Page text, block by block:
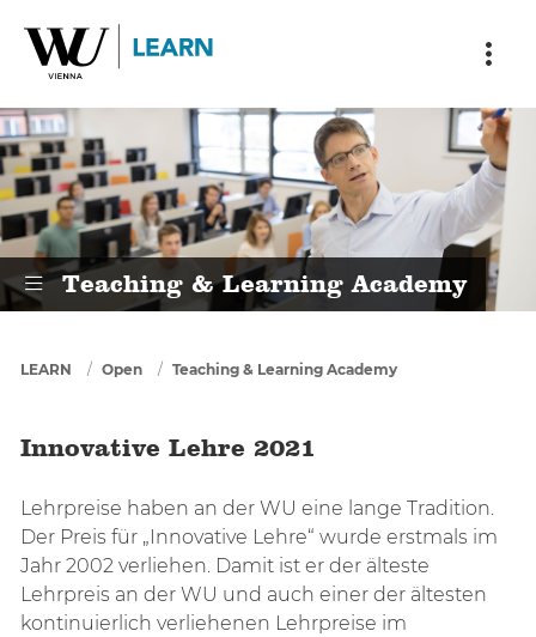
Innovative Lehre 2021
Teaching & Learning Academy
You are here
LEARN Open Teaching & Learning Academy
Innovative Lehre 2021
Lehrpreise haben an der WU eine lange Tradition.
Der Preis für „Innovative Lehre“ wurde erstmals im
Jahr 2002 verliehen. Damit ist er der älteste
Lehrpreis an der WU und auch einer der ältesten
kontinuierlich verliehenen Lehrpreise im